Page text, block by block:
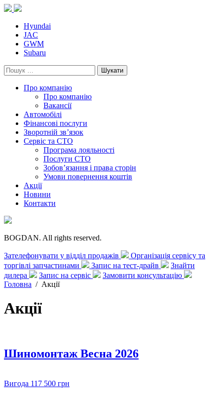
Skip
contentHyundai
JAC
GWM
Subaru
Пошук:
Про компанію
Про компанію
Вакансії
Автомобілі
Фінансові послуги
Зворотній зв’язок
Cервіс та СТО
Програма лояльності
Послуги СТО
Зобов’язання і права сторін
Умови повернення коштів
Акції
Новини
Контакти
BOGDAN. All rights reserved.
Зателефонувати у відділ продажів
Організація сервісу та
торгівлі запчастинами
Запис на тест-драйв
Знайти
дилера
Запис на сервіс
Замовити консультацію
Головна / Акції
Акції
Шиномонтаж Весна 2026
Вигода 117 500 грн